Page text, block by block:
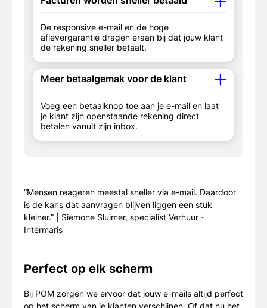
De responsive e-mail en de hoge
aflevergarantie dragen eraan bij dat jouw klant
de rekening sneller betaalt.
Meer betaalgemak voor de klant
Voeg een betaalknop toe aan je e-mail en laat
je klant zijn openstaande rekening direct
betalen vanuit zijn inbox.
“Mensen reageren meestal sneller via e-mail. Daardoor
is de kans dat aanvragen blijven liggen een stuk
kleiner.” | Siemone Sluimer, specialist Verhuur -
Intermaris
Perfect op elk scherm
Bij POM zorgen we ervoor dat jouw e-mails altijd perfect